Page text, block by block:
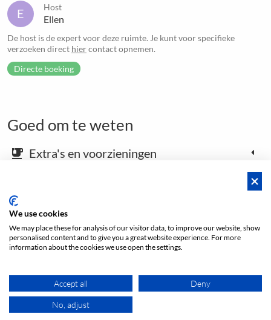
€ 17/h DIRECTE BOEKING
reserve
E Host
Ellen
De host is de expert voor deze ruimte. Je kunt voor specifieke
verzoeken direct hiercontact opnemen.
Directe boeking
Goed om te weten
emoji_food_beverage Extra's en voorzieningen
Open footer
We use cookies
We may place these for analysis of our visitor data, to improve our website, show
personalised content and to give you a great website experience. For more
information about the cookies we use open the settings.
Accept all Deny
No, adjust